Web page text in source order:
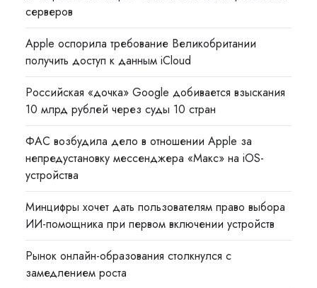
серверов
Apple оспорила требование Великобритании
получить доступ к данным iCloud
Российская «дочка» Google добивается взыскания
10 млрд рублей через суды 10 стран
ФАС возбудила дело в отношении Apple за
непредустановку мессенджера «Макс» на iOS-
устройства
Минцифры хочет дать пользователям право выбора
ИИ-помощника при первом включении устройств
Рынок онлайн-образования столкнулся с
замедлением роста